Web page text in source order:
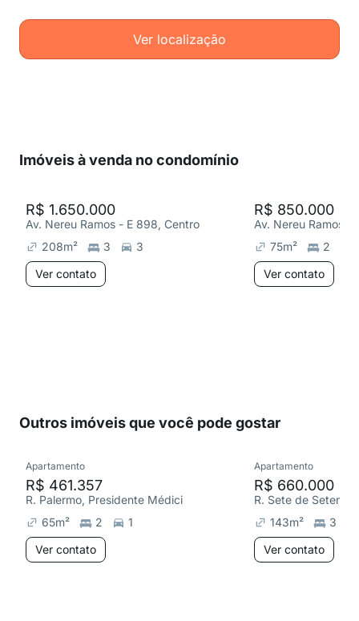
Ver localização
Imóveis à venda no condomínio
R$ 1.650.000
Av. Nereu Ramos - E 898, Centro
208m² 3
3
Ver contato
R$ 850.000
Av. Nereu Ramos -
75m² 2
Ver contato
Outros imóveis que você pode gostar
Apartamento
R$ 461.357
R. Palermo, Presidente Médici
65m² 2
1
Ver contato
Apartamento
R$ 660.000
R. Sete de
143m²
3
Ver contato